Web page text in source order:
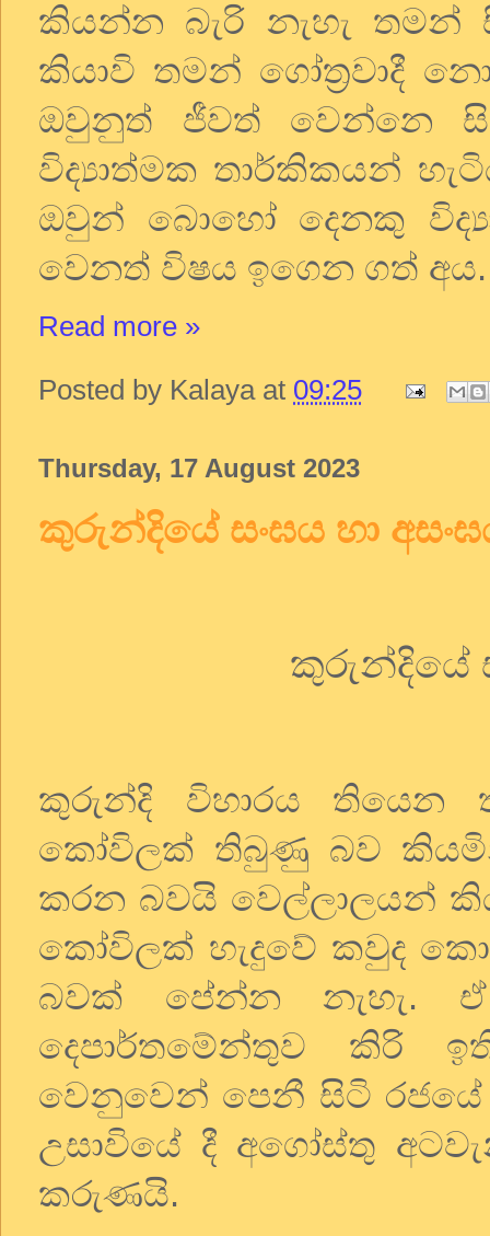
කියන්න බැරි නැහැ තමන්
කියාවි තමන් ගෝත්‍රවාදී
ඔවුනුත්
ජීවත් වෙන්නෙ
විද්‍යාත්මක තාර්කිකයන්
ඔවුන්
බොහෝ දෙනකු
වෙනත් විෂය ඉගෙන ගත් අය.
Read more »
Posted by Kalaya at 09:25
Thursday, 17 August 2023
කුරුන්දියේ සංඝය හා
කුරුන්දියේ
කුරුන්දි විහාරය තියෙන
කෝවිලක් තිබුණු බව
කරන බවයි වෙල්ලාලයන්
කෝවිලක් හැදුවේ කවුද
බවක්
පේන්න නැහැ. ඒ
දෙපාර්තමේන්තුව
කිරි
වෙනුවෙන් පෙනී සිටි රජයේ
උසාවියේ දී අගෝස්තු
කරුණයි.